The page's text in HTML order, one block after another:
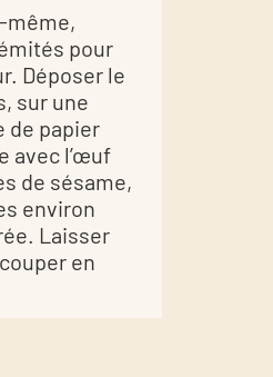
même,
pour
Déposer le
sur une
de papier
avec l’œuf
de sésame,
environ
Laisser
en